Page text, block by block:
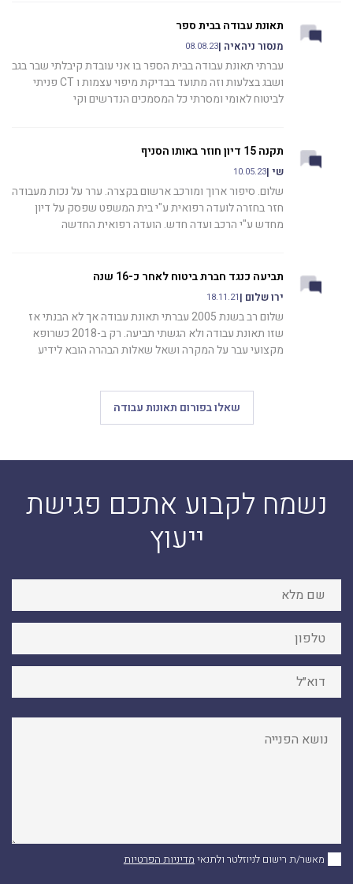
תאונת עבודה בבית ספר
מנסור ניהאיה |08.08.23
עברתי תאונת עבודה בבית הספר בו אני עובדת קיבלתי שבר בגב
ושבג בצלעות וזה מתועד בבדיקת מיפוי עצמות ו CT פניתי
לביטוח לאומי ומסרתי כל המסמכים הנדרשים וקי
תקנה 15 דיון חוזר באותו הסניף
שי |10.05.23
שלום. סיפור ארוך ומורכב ארשום בקצרה. ערר על נכות מעבודה
חזר בחזרה לועדה רפואית ע"י בית המשפט שפסק על דיון
מחדש ע"י הרכב ועדה חדש. הועדה רפואית החדשה
תביעה כנגד חברת ביטוח לאחר כ-16 שנה
ירו שלום |18.11.21
שלום רב בשנת 2005 עברתי תאונת עבודה אך לא הבנתי אז
שזו תאונת עבודה ולא הגשתי תביעה. רק ב-2018 כשרופא
מקצועי עבר על המקרה ושאל שאלות הבהרה הובא לידיע
שאלו בפורום תאונות עבודה
נשמח לקבוע אתכם פגישת
ייעוץ
מאשר/ת רישום לניוזלטר ולתנאי מדיניות הפרטיות